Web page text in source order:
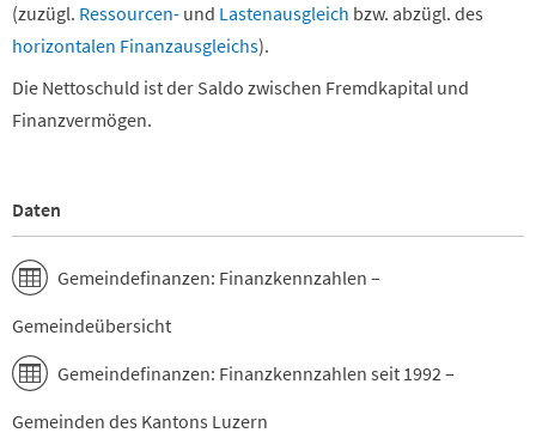
(zuzügl. Ressourcen- und Lastenausgleich bzw. abzügl. des
horizontalen Finanzausgleichs).
Die Nettoschuld ist der Saldo zwischen Fremdkapital und
Finanzvermögen.
Daten
Gemeindefinanzen: Finanzkennzahlen –
Gemeindeübersicht
Gemeindefinanzen: Finanzkennzahlen seit 1992 –
Gemeinden des Kantons Luzern